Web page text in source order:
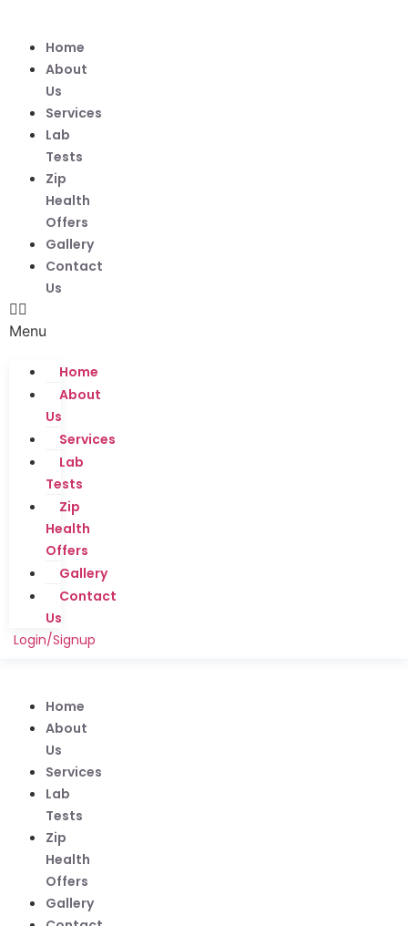
contentHome
About
Us
Services
Lab
Tests
Zip
Health
Offers
Gallery
Contact
Us
Menu
Home
About
Us
Services
Lab
Tests
Zip
Health
Offers
Gallery
Contact
Us
Login/Signup
Home
About
Us
Services
Lab
Tests
Zip
Health
Offers
Gallery